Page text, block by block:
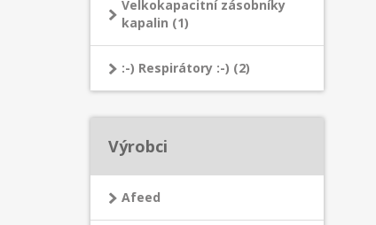
Velkokapacitní zásobníky
kapalin (1)
:-) Respirátory :-) (2)
Výrobci
Afeed